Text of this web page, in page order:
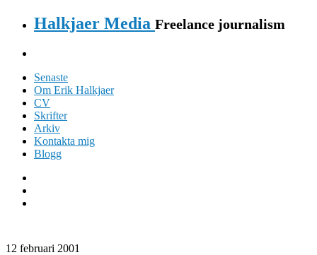
Halkjaer Media Freelance journalism
Senaste
Om Erik Halkjaer
CV
Skrifter
Arkiv
Kontakta mig
Blogg
12 februari 2001